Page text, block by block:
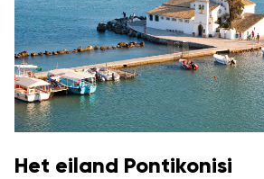
Het eiland Pontikonisi